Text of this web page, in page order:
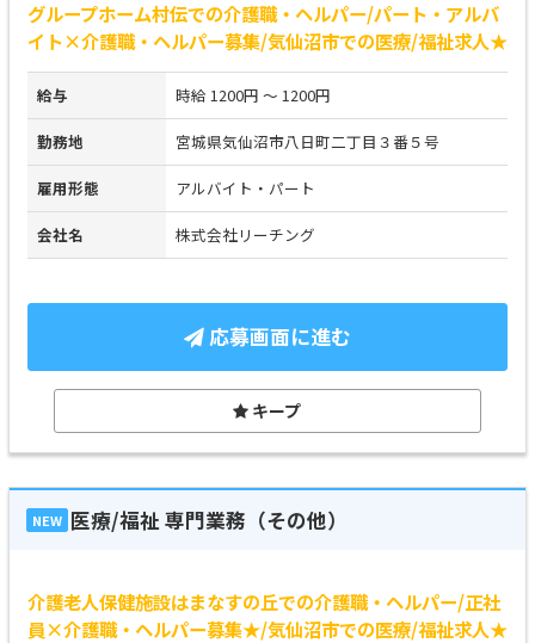
グループホーム村伝での介護職・ヘルパー/パート・アルバ
イト×介護職・ヘルパー募集/気仙沼市での医療/福祉求人★
給与 時給 1200円 ～ 1200円
勤務地 宮城県気仙沼市八日町二丁目３番５号
雇用形態 アルバイト・パート
会社名 株式会社リーチング
応募画面に進む
キープ
NEW 医療/福祉 専門業務（その他）
介護老人保健施設はまなすの丘での介護職・ヘルパー/正社
員×介護職・ヘルパー募集★/気仙沼市での医療/福祉求人★